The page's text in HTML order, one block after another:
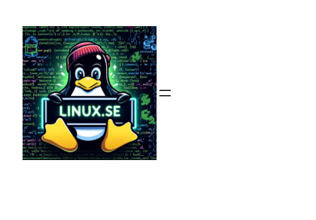
innehåll